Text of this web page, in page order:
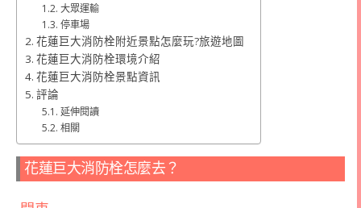
大眾運輸
停車場
花蓮巨大消防栓附近景點怎麼玩?旅遊地圖
花蓮巨大消防栓環境介紹
花蓮巨大消防栓景點資訊
評論
延伸閱讀
相關
花蓮巨大消防栓怎麼去？